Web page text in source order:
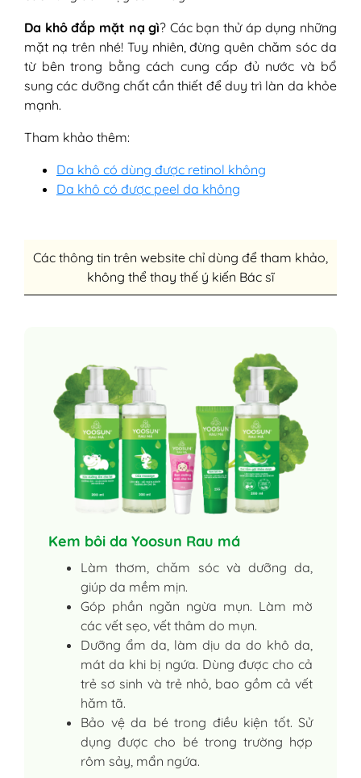
Da khô đắp mặt nạ gì? Các bạn thử áp dụng những
mặt nạ trên nhé! Tuy nhiên, đừng quên chăm sóc da
từ bên trong bằng cách cung cấp đủ nước và bổ
sung các dưỡng chất cần thiết để duy trì làn da khỏe
mạnh.
Tham khảo thêm:
Da khô có dùng được retinol không
Da khô có được peel da không
Các thông tin trên website chỉ dùng để tham khảo,
không thể thay thế ý kiến Bác sĩ
Kem bôi da Yoosun Rau má
Làm thơm, chăm sóc và dưỡng da,
giúp da mềm mịn.
Góp phần ngăn ngừa mụn. Làm mờ
các vết sẹo, vết thâm do mụn.
Dưỡng ẩm da, làm dịu da do khô da,
mát da khi bị ngứa. Dùng được cho cả
trẻ sơ sinh và trẻ nhỏ, bao gồm cả vết
hăm tã.
Bảo vệ da bé trong điều kiện tốt. Sử
dụng được cho bé trong trường hợp
rôm sảy, mẩn ngứa.